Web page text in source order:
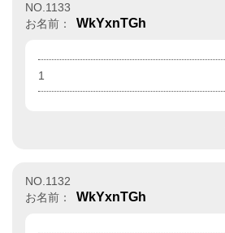
NO.1133
お名前：
WkYxnTGh
1
NO.1132
お名前：
WkYxnTGh